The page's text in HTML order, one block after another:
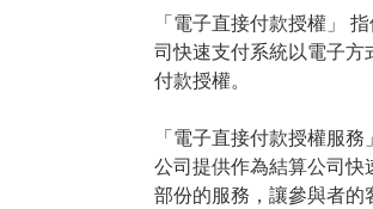
「電子直接付款授權」
司快速支付系統以電子方
付款授權。
「電子直接付款授權服務
公司提供作為結算公司快
部份的服務，讓參與者的